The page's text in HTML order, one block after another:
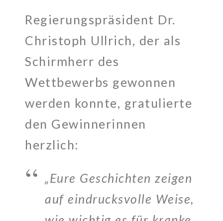
Regierungspräsident Dr.
Christoph Ullrich, der als
Schirmherr des
Wettbewerbs gewonnen
werden konnte, gratulierte
den Gewinnerinnen
herzlich:
„Eure Geschichten zeigen
auf eindrucksvolle Weise,